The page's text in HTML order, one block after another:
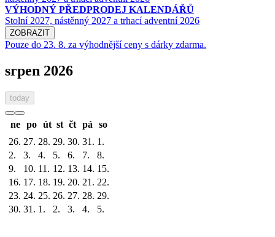
VÝHODNÝ PŘEDPRODEJ KALENDÁŘŮ
Stolní 2027, nástěnný 2027 a trhací adventní 2026
ZOBRAZIT
Pouze do 23. 8. za výhodnější ceny s dárky zdarma.
srpen 2026
today
ne po út st čt pá
so
26. 27. 28. 29. 30. 31. 1.
2.
3. 4. 5. 6. 7.
8.
9.
10. 11. 12. 13. 14. 15.
16. 17. 18. 19. 20. 21. 22.
23. 24. 25. 26. 27. 28. 29.
30. 31. 1. 2. 3. 4. 5.